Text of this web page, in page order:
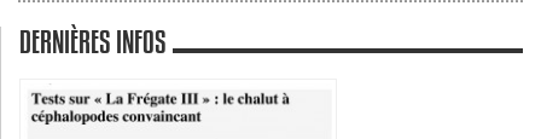
DERNIÈRES INFOS